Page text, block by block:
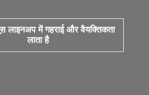
लाइनअप में गहराई और वैयक्तिकता
लाता है